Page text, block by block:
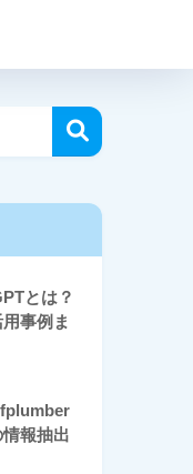
とは？
事例ま
報抽出